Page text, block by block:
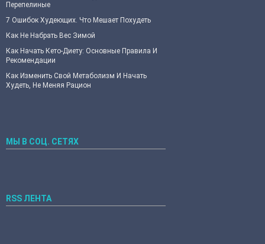
Перепелиные
7 Ошибок Худеющих. Что Мешает Похудеть
Как Не Набрать Вес Зимой
Как Начать Кето-Диету: Основные Правила И
Рекомендации
Как Изменить Свой Метаболизм И Начать
Худеть, Не Меняя Рацион
МЫ В СОЦ. СЕТЯХ
RSS ЛЕНТА